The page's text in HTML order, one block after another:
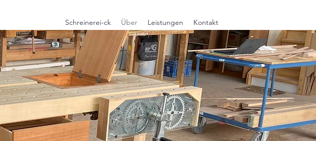
Schreinerei-ck Über Leistungen Kontakt